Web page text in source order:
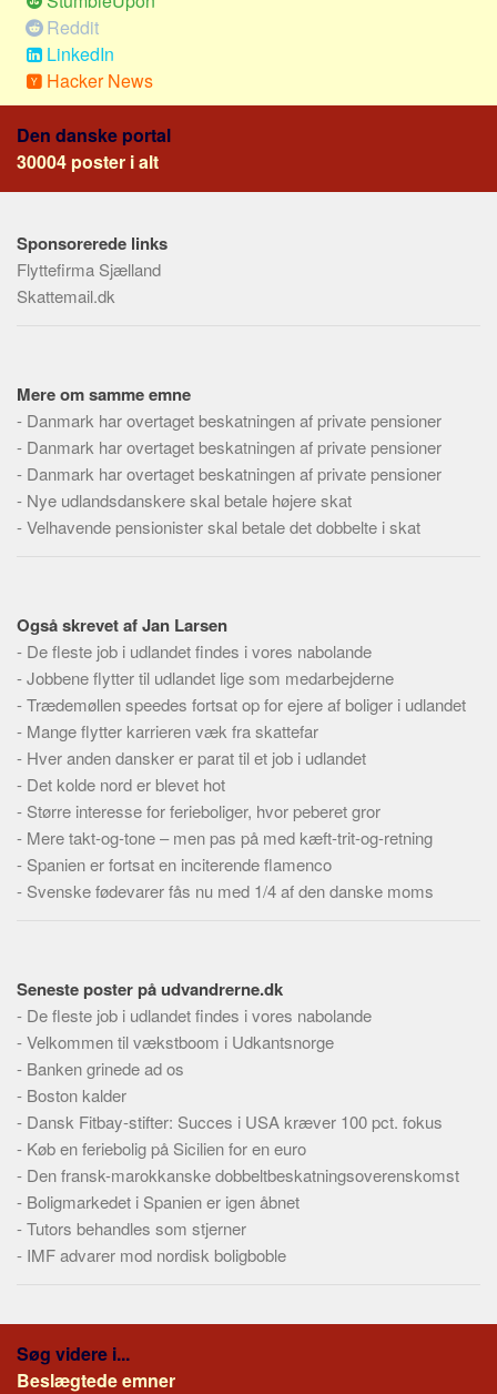
Pension og opsparing
Forbrug
Social sikring og sundhed
Transport
Alle
Køb og salg
Økonomi
Statistik
Praktisk
Alle
Meta
Dokumenttyper
Personer
Steder
Kilder
Om
Webstedet
Forhistorien
Redigering
Tekstannoncer
Reddit
LinkedIn
Hacker News
Den danske portal
30004 poster i alt
Sponsorerede links
Flyttefirma Sjælland
Skattemail.dk
Mere om samme emne
- Danmark har overtaget beskatningen af private pensioner
- Danmark har overtaget beskatningen af private pensioner
- Danmark har overtaget beskatningen af private pensioner
- Nye udlandsdanskere skal betale højere skat
-Velhavende pensionister skal betale det dobbelte i skat
Også skrevet af Jan Larsen
- De fleste job i udlandet findes i vores nabolande
-Jobbene flytter til udlandet lige som medarbejderne
-Trædemøllen speedes fortsat op for ejere af boliger i udlandet
- Mange flytter karrieren væk fra skattefar
- Hver anden dansker er parat til et job i udlandet
- Det kolde nord er blevet hot
- Større interesse for ferieboliger, hvor peberet gror
- Mere takt-og-tone – men pas på med kæft-trit-og-retning
- Spanien er fortsat en inciterende flamenco
- Svenske fødevarer fås nu med 1/4 af den danske moms
Seneste poster på udvandrerne.dk
- De fleste job i udlandet findes i vores nabolande
-Velkommen til vækstboom i Udkantsnorge
- Banken grinede ad os
- Boston kalder
- Dansk Fitbay-stifter: Succes i USA kræver 100 pct. fokus
- Køb en feriebolig på Sicilien for en euro
- Den fransk-marokkanske dobbeltbeskatningsoverenskomst
- Boligmarkedet i Spanien er igen åbnet
-Tutors behandles som stjerner
- IMF advarer mod nordisk boligboble
Søg videre i...
Beslægtede emner